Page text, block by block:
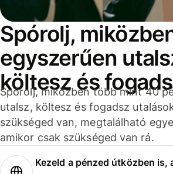
Spórolj,
egyszerűen
költesz és
Spórolj, miközben több mint 40
utalsz, költesz és fogadsz
szükséged van, megtalálható
amikor csak szükséged van rá.
Kezeld a pénzed útközben is,